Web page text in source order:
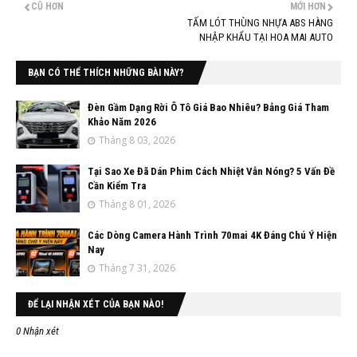
MỚI HƠN
TẤM LÓT THÙNG NHỰA ABS HÀNG
NHẬP KHẨU TẠI HOA MAI AUTO
CŨ HƠN
BẠN CÓ THỂ THÍCH NHỮNG BÀI NÀY?
Đèn Gầm Dạng Rời Ô Tô Giá Bao Nhiêu? Bảng Giá Tham
Khảo Năm 2026
Tháng 8 03, 2026
Tại Sao Xe Đã Dán Phim Cách Nhiệt Vẫn Nóng? 5 Vấn Đề
Cần Kiểm Tra
Tháng 8 01, 2026
Các Dòng Camera Hành Trình 70mai 4K Đáng Chú Ý Hiện
Nay
Tháng 7 31, 2026
ĐỂ LẠI NHẬN XÉT CỦA BẠN NÀO!
0 Nhận xét